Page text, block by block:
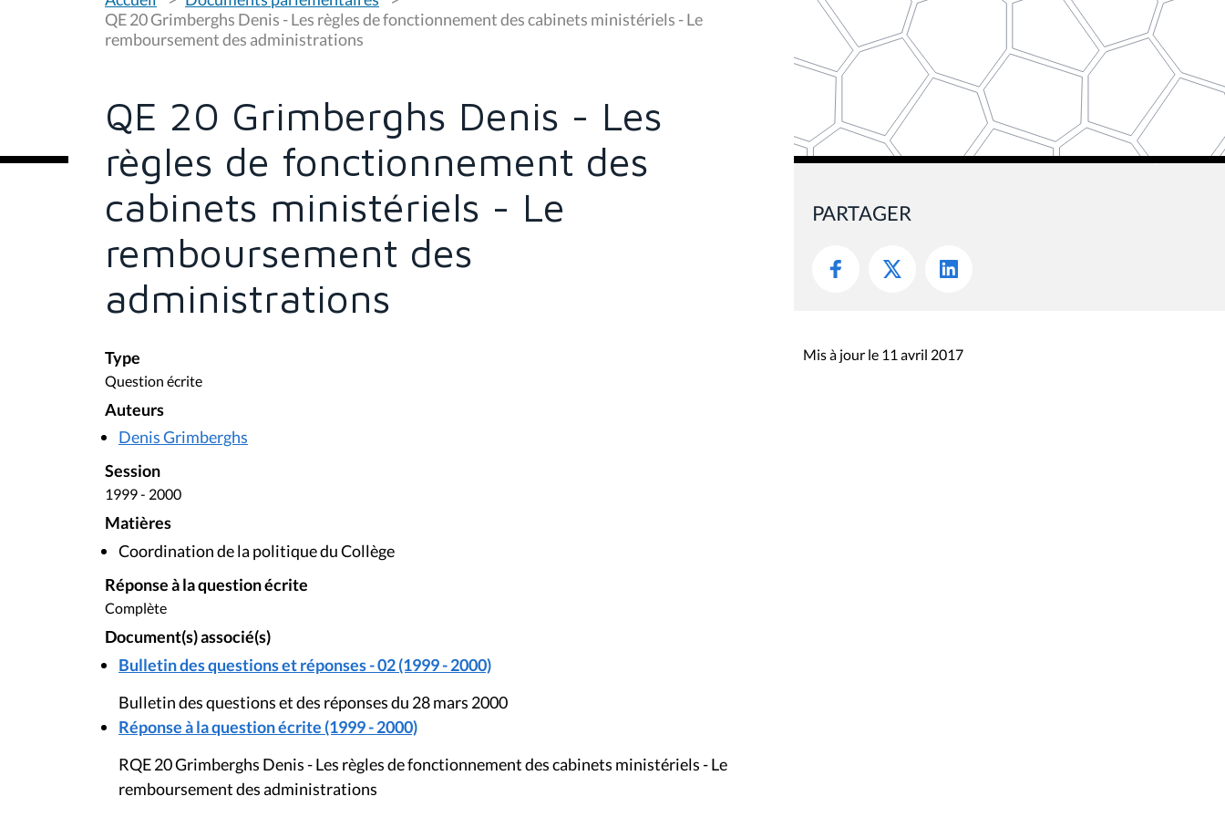
u
s
ê
c
:
QE 20 Grimberghs Denis - Les règles de fonctionnement des cabinets ministériels - Le
remboursement des administrations
QE 20 Grimberghs Denis - Les
règles de fonctionnement des
cabinets ministériels - Le
remboursement des
administrations
Type
Question écrite
Auteurs
Denis Grimberghs
Session
1999 - 2000
Matières
Coordination de la politique du Collège
Réponse à la question écrite
Complète
Document(s) associé(s)
Bulletin des questions et réponses - 02 (1999 - 2000)
Bulletin des questions et des réponses du 28 mars 2000
Réponse à la question écrite (1999 - 2000)
RQE 20 Grimberghs Denis - Les règles de fonctionnement des cabinets ministériels - Le
remboursement des administrations
PARTAGER
Mis à jour le 11 avril 2017